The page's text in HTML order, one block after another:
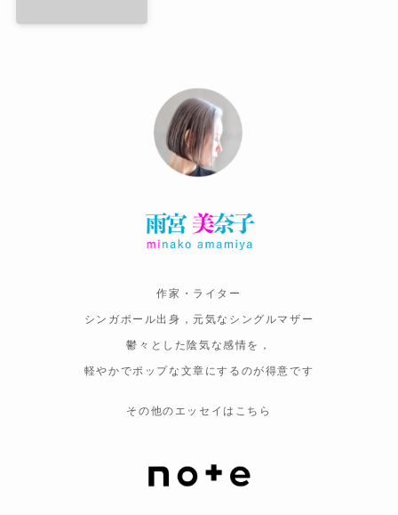
作家・ライター
シンガポール出身，元気なシングルマザー
鬱々とした陰気な感情を，
軽やかでポップな文章にするのが得意です
その他のエッセイはこちら